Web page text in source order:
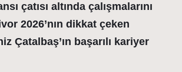
çatısı altında çalışmalarını
2026’nın dikkat çeken
Çatalbaş’ın başarılı kariyer